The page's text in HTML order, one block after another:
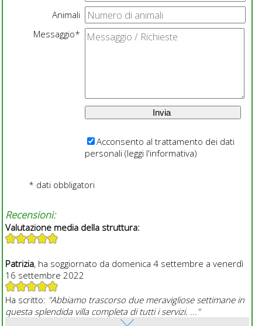
Animali
Messaggio*
Acconsento al trattamento dei dati
personali (leggi l'informativa)
* dati obbligatori
Recensioni:
Valutazione media della struttura:
Patrizia, ha soggiornato da domenica 4 settembre a venerdì
16 settembre 2022
Ha scritto: "Abbiamo trascorso due meravigliose settimane in
questa splendida villa completa di tutti i servizi. ..."